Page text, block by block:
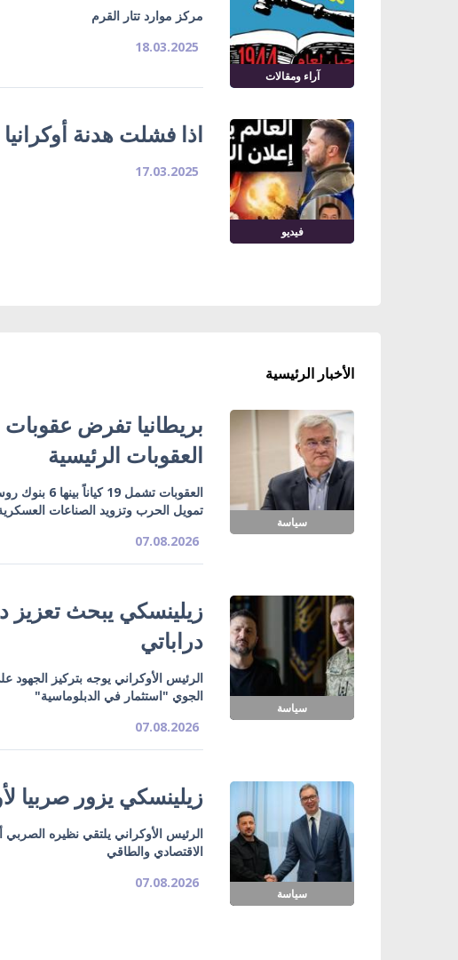
آراء ومقالات
مركز موارد تتار القرم
18.03.2025
فيديو
اذا فشلت هدنة
17.03.2025
الأخبار الرئيسية
سياسة
بريطانيا تفرض
العقوبات الرئيسية
تمويل الحرب وتزويد الصناعات
07.08.2026
سياسة
زيلينسكي يبحث تعزيز
دراباتي
الرئيس الأوكراني يوجه بتركيز الجهود
الجوي "استثمار في الدبلوماسية"
07.08.2026
سياسة
زيلينسكي يزور صربيا
الرئيس الأوكراني يلتقي نظيره
الاقتصادي والطاقي
07.08.2026